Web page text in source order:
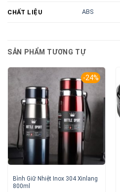
CHẤT LIỆU ABS
SẢN PHẨM TƯƠNG TỰ
-24%
Bình Giữ Nhiệt Inox 304 Xinlang
800ml